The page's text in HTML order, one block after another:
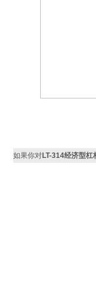
如果你对LT-314经济型